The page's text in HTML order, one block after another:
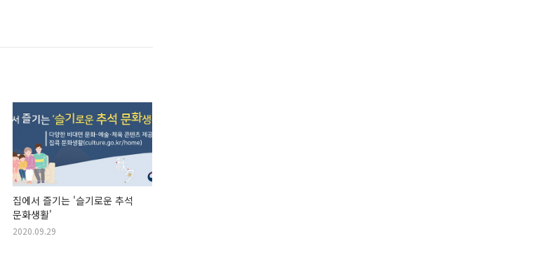
집에서 즐기는 '슬기로운 추석
문화생활'
2020.09.29